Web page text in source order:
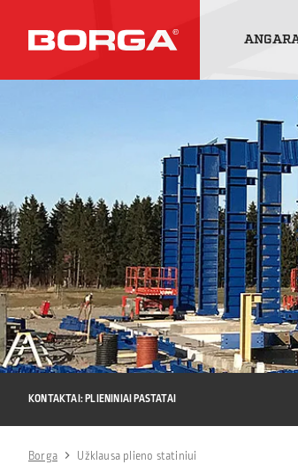
KONTAKTAI: PLIENINIAI PASTATAI
Borga Užklausa plieno statiniui